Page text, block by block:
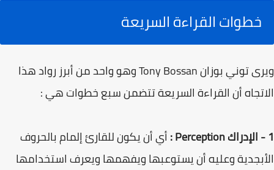
خطوات القراءة السريعة
ویری توني بوزان Tony Bossan وهو واحد من أبرز رواد هذا
الاتجاه أن القراءة السريعة تتضمن سبع خطوات هي :
1 - الإدراك Perception :
أي أن يكون للقارئ إلمام بالحروف
الأبجدية وعليه أن يستوعبها ويفهمها ويعرف استخدامها